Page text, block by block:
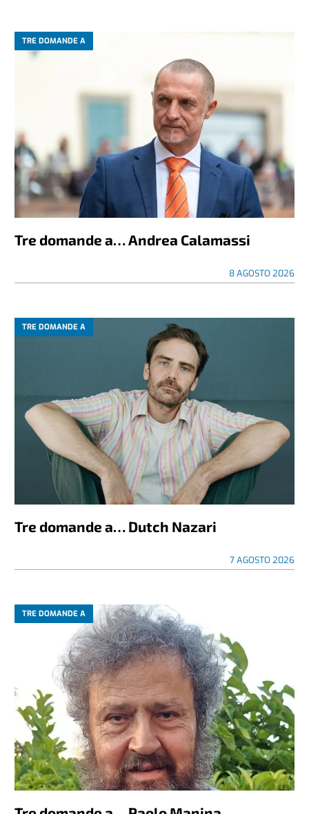
TRE DOMANDE A
Tre domande a… Andrea Calamassi
8 AGOSTO 2026
TRE DOMANDE A
Tre domande a… Dutch Nazari
7 AGOSTO 2026
TRE DOMANDE A